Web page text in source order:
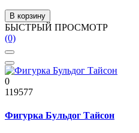
В корзину
БЫСТРЫЙ ПРОСМОТР
(0)
0
119577
Фигурка Бульдог Тайсон